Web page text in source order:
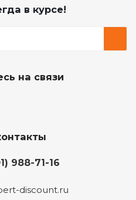
в курсе!
на связи
988-71-16
discount.ru